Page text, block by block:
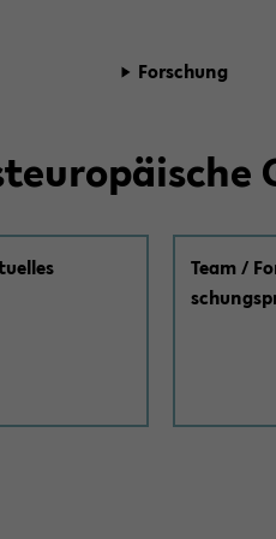
For­schung
Team /